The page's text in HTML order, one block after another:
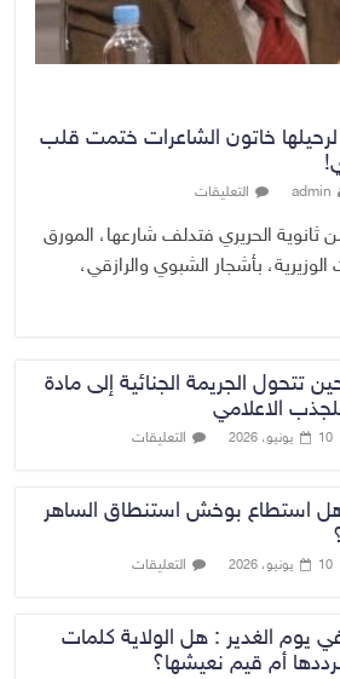
خاتون الشاعرات ختمت قلب
admin التعليقات
الحريري فتدلف شارعها، المورق
بأشجار الشبوي والرازقي،
تتحول الجريمة الجنائية إلى مادة
الاعلامي
10 يونيو، 2026 التعليقات
استطاع بوخش استنطاق الساهر
10 يونيو، 2026 التعليقات
يوم الغدير : هل الولاية كلمات
أم قيم نعيشها؟